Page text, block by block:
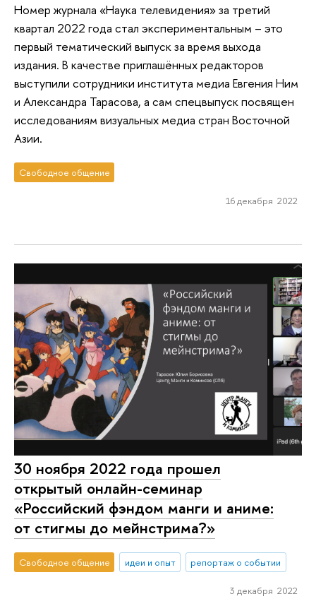
Номер журнала «Наука телевидения» за третий
квартал 2022 года стал экспериментальным – это
первый тематический выпуск за время выхода
издания. В качестве приглашённых редакторов
выступили сотрудники института медиа Евгения Ним
и Александра Тарасова, а сам спецвыпуск посвящен
исследованиям визуальных медиа стран Восточной
Азии.
Свободное общение
16 декабря 2022
30 ноября 2022 года прошел
открытый онлайн-семинар
«Российский фэндом манги и аниме:
от стигмы до мейнстрима?»
Свободное общение идеи и опыт репортаж о событии
3 декабря 2022